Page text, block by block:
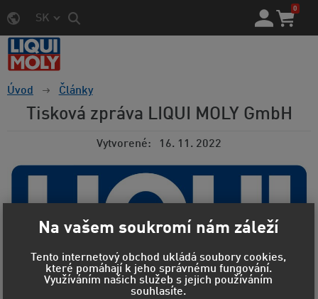
SK
0
Úvod Články
Tisková zpráva LIQUI MOLY GmbH
Vytvorené 16. 11. 2022
Na vašem soukromí nám záleží
Tento internetový obchod ukládá soubory cookies,
které pomáhají k jeho správnému fungování.
Využíváním našich služeb s jejich používáním
souhlasíte.